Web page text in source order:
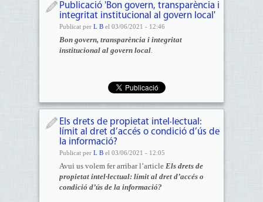
Publicació 'Bon govern, transparència i
integritat institucional al govern local'
Publicat per L Bel 03/06/2021 - 12:46
Bon govern, transparència i integritat
institucional al govern local.
Els drets de propietat intel·lectual:
límit al dret d’accés o condició d’ús de
la informació?
Publicat per L Bel 03/06/2021 - 12:05
Avui us volem fer arribar l’article Els drets de
propietat intel·lectual: límit al dret d’accés o
condició d’ús de la informació?